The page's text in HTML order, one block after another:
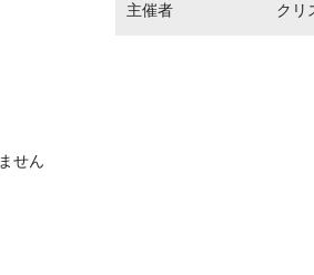
せん
主催者 クリ